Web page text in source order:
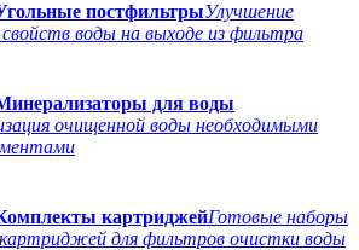
постфильтрыУлучшение
свойств воды на выходе из фильтра
для воды
очищенной воды необходимыми
картриджейГотовые наборы
для фильтров очистки воды